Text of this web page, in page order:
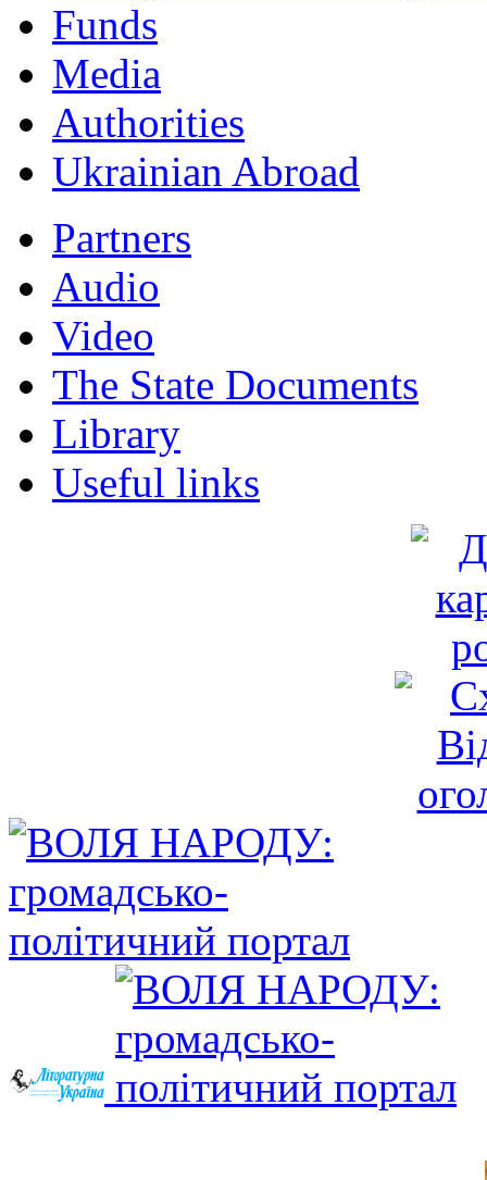
Funds
Мedia
Authorities
Ukrainian Abroad
Partners
Audio
Video
The State Documents
Library
Useful links